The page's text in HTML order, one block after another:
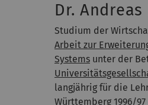
Dr. Andreas
Studium der
Arbeit zur
Systems unter der
langjährig für die
Württemberg 1996/97